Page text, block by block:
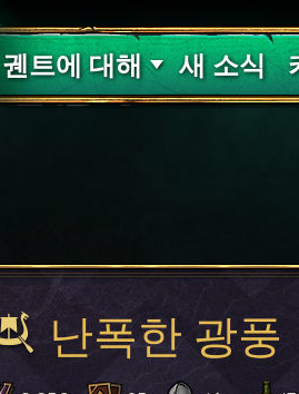
궨트에 대해
고객 지원
새 소식
난폭한 광풍